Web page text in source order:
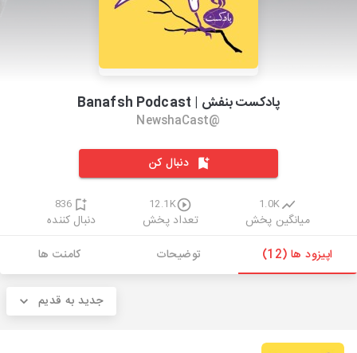
پادکست بنفش | Banafsh Podcast
@NewshaCast
دنبال کن
1.0K
میانگین پخش
12.1K
تعداد پخش
836
دنبال کننده
اپیزود ها (12)
توضیحات کامنت ها
جدید به قدیم